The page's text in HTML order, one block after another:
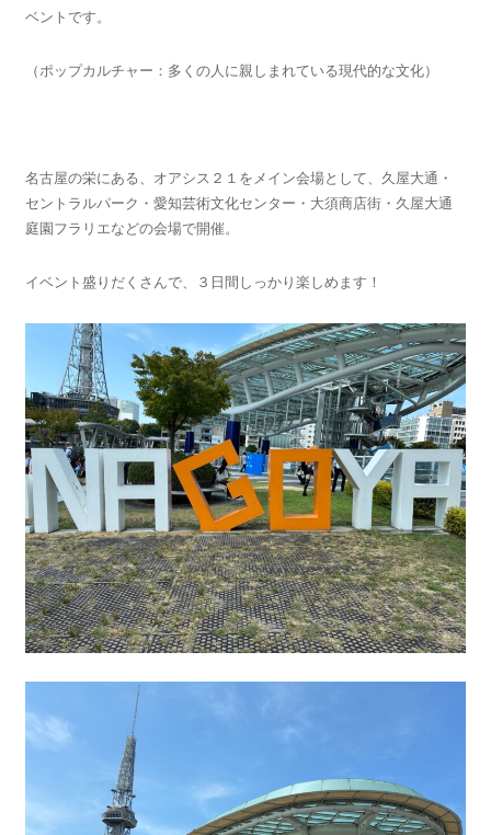
ベントです。
（ポップカルチャー：多くの人に親しまれている現代的な文化）
名古屋の栄にある、オアシス２１をメイン会場として、久屋大通・
セントラルパーク・愛知芸術文化センター・大須商店街・久屋大通
庭園フラリエなどの会場で開催。
イベント盛りだくさんで、３日間しっかり楽しめます！